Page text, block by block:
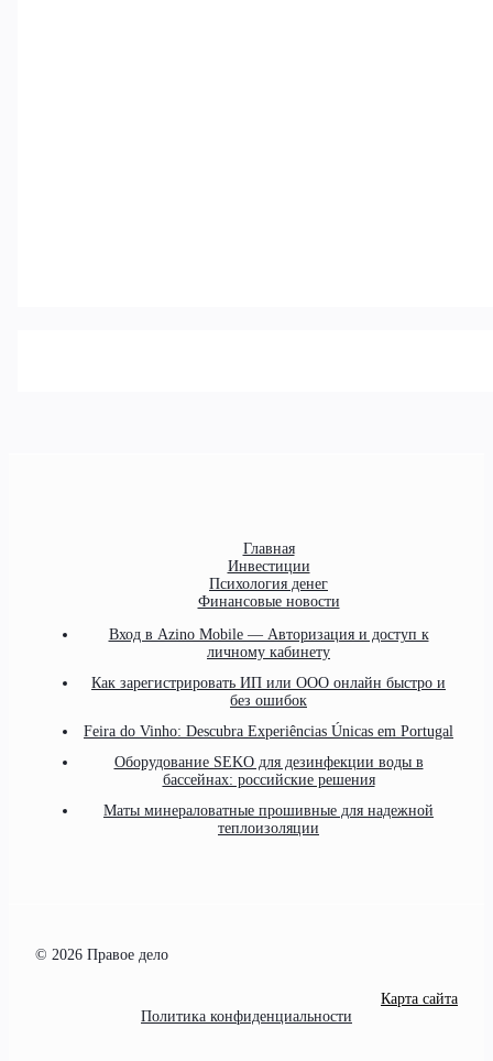
Главная
Инвестиции
Психология денег
Финансовые новости
Вход в Azino Mobile — Авторизация и доступ к
личному кабинету
Как зарегистрировать ИП или ООО онлайн быстро и
без ошибок
Feira do Vinho: Descubra Experiências Únicas em Portugal
Оборудование SEKO для дезинфекции воды в
бассейнах: российские решения
Маты минераловатные прошивные для надежной
теплоизоляции
© 2026 Правое дело
Карта сайта
Политика конфиденциальности